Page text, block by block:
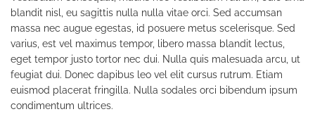
blandit nisl, eu sagittis nulla nulla vitae orci. Sed accumsan
massa nec augue egestas, id posuere metus scelerisque. Sed
varius, est vel maximus tempor, libero massa blandit lectus,
eget tempor justo tortor nec dui. Nulla quis malesuada arcu, ut
feugiat dui. Donec dapibus leo vel elit cursus rutrum. Etiam
euismod placerat fringilla. Nulla sodales orci bibendum ipsum
condimentum ultrices.